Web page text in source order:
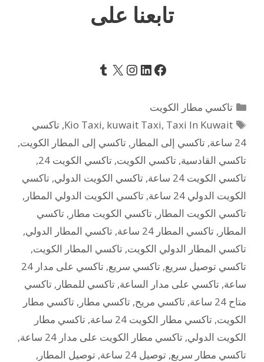
تابعنا على
Facebook
LinkedIn
Instagram
X
Tumblr
التصنيفات
تاكسي مطار الكويت
الوسوم
Kio Taxi, kuwait Taxi, Taxi In Kuwait
,تاكسي
24 ساعة
, تاكسي إلى المطار , تاكسي إلى المطار الكويت,
تاكسي القادسية, تاكسي الكويت, تاكسي الكويت 24
,
تاكسي الكويت 24 ساعة
, تاكسي الكويت الدولي, تاكسي
الكويت الدولي 24 ساعة
, تاكسي الكويت الدولي المطار ,
تاكسي الكويت المطار , تاكسي الكويت مطار , تاكسي
المطار , تاكسي المطار 24 ساعة , تاكسي المطار الدولي,
تاكسي المطار الدولي الكويت, تاكسي المطار الكويت,
تاكسي توصيل سريع, تاكسي سريع,
تاكسي على مدار 24
ساعة, تاكسي على مدار الساعة, تاكسي للمطار , تاكسي
متاح 24 ساعة
, تاكسي مريح, تاكسي مطار , تاكسي مطار
الكويت, تاكسي مطار الكويت 24 ساعة , تاكسي مطار
الكويت الدولي, تاكسي مطار الكويت على مدار 24 ساعة
,
تاكسي مطار سريع, توصيل 24 ساعة , توصيل المطار ,